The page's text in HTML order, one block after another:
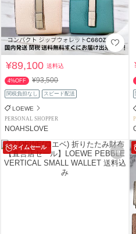
¥89,100送料込
4%OFF ¥93,500
関税負担なし スピード配送
LOEWE
PERSONAL SHOPPER
NOAHSLOVE
タイムセール